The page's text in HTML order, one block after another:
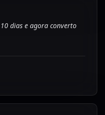
dias e agora converto